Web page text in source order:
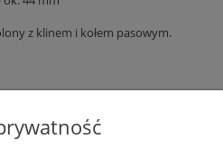
z klinem i kołem pasowym.